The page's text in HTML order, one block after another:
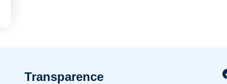
Transparence